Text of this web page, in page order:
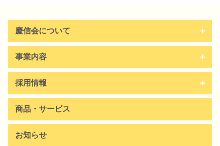
慶信会について
事業内容
採用情報
商品・サービス
お知らせ